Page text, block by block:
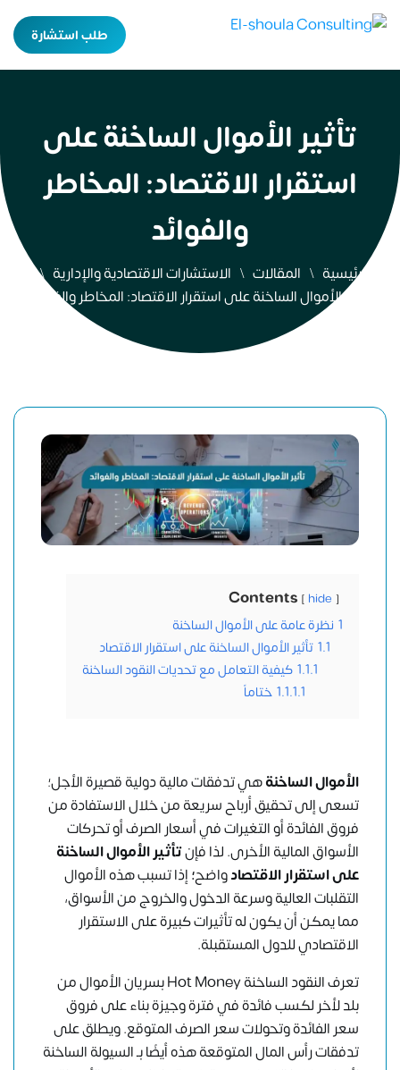
طلب استشارة
تأثير الأموال الساخنة على
استقرار الاقتصاد: المخاطر
والفوائد
الرئيسية المقالات
الاستشارات الاقتصادية والإدارية
تأثير الأموال الساخنة على استقرار الاقتصاد: المخاطر والفوائد
Contents hide
1 نظرة عامة على الأموال الساخنة
1.1 تأثير الأموال الساخنة على استقرار الاقتصاد
1.1.1 كيفية التعامل مع تحديات النقود الساخنة
1.1.1.1 ختاماً
الأموال الساخنةهي تدفقات مالية دولية قصيرة الأجل؛
تسعى إلى تحقيق أرباح سريعة من خلال الاستفادة من
فروق الفائدة أو التغيرات في أسعار الصرف أو تحركات
الأسواق المالية الأخرى. لذا فإنتأثير الأموال الساخنة
على استقرار الاقتصادواضح؛إذا تسبب هذه الأموال
التقلبات العالية وسرعة الدخول والخروج من الأسواق،
مما يمكن أن يكون له تأثيرات كبيرة على الاستقرار
الاقتصادي للدول المستقبلة.
تعرف النقود الساخنة Hot Money بسريان الأموال من
بلد لأخر لكسب فائدة في فترة وجيزة بناء على فروق
سعر الفائدة وتحولات سعر الصرف المتوقع. ويطلق على
تدفقات رأس المال المتوقعة هذه أيضًا بـ السيولة الساخنة